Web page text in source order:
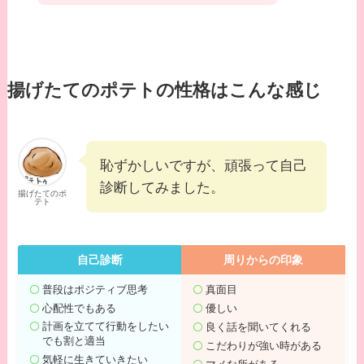
揚げたてのポテトの性格はこんな感じ
揚げたてのポ
テト
恥ずかしいですが、頑張って自己
診断してみました。
自己診断 周りからの印象
普段はポジティブ思考
心配性でもある
計画を立てて行動をしたい
でも割と適当
気軽に生きていきたい
真面目
優しい
良く話を聞いてくれる
こだわりが強い時がある